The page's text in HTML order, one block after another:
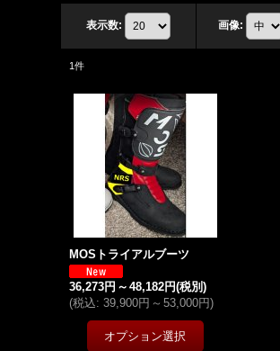
表示数: 画像:
1件
MOSトライアルブーツ
36,273円 ～ 48,182円(税別)
(税込: 39,900円 ～ 53,000円)